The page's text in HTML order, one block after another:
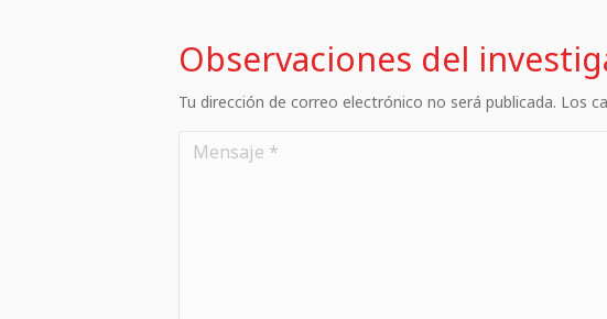
Observaciones del
Tu dirección de correo electrónico no será publicada. Los